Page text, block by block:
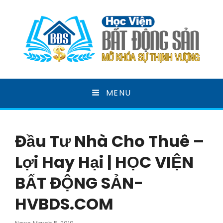
HỌC VIỆN BẤT ĐỘNG
SẢN
MENU
Đầu Tư Nhà Cho Thuê –
Lợi Hay Hại | HỌC VIỆN
BẤT ĐỘNG SẢN-
HVBDS.COM